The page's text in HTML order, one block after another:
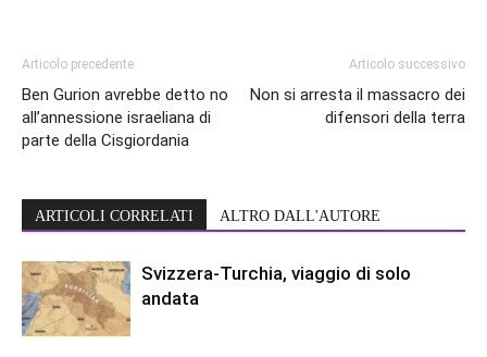
Articolo precedente
Ben Gurion avrebbe detto no
all’annessione israeliana di
parte della Cisgiordania
Articolo successivo
Non si arresta il massacro dei
difensori della terra
ARTICOLI CORRELATI ALTRO DALL'AUTORE
Svizzera-Turchia, viaggio di solo
andata